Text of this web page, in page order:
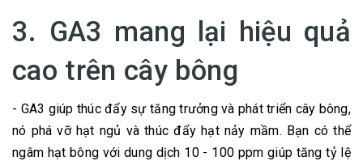
3. GA3 mang lại hiệu quả
cao trên cây bông
- GA3 giúp thúc đẩy sự tăng trưởng và phát triển cây bông,
nó phá vỡ hạt ngủ và thúc đẩy hạt nảy mầm. Bạn có thể
ngâm hạt bông với dung dịch 10 - 100 ppm giúp tăng tỷ lệ